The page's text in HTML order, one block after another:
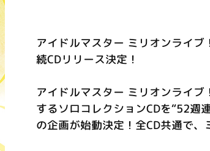
アイドルマスター ミリオンライ
続CDリリース決定！
アイドルマスター ミリオンライ
するソロコレクションCDを“52週
の企画が始動決定！全CD共通で